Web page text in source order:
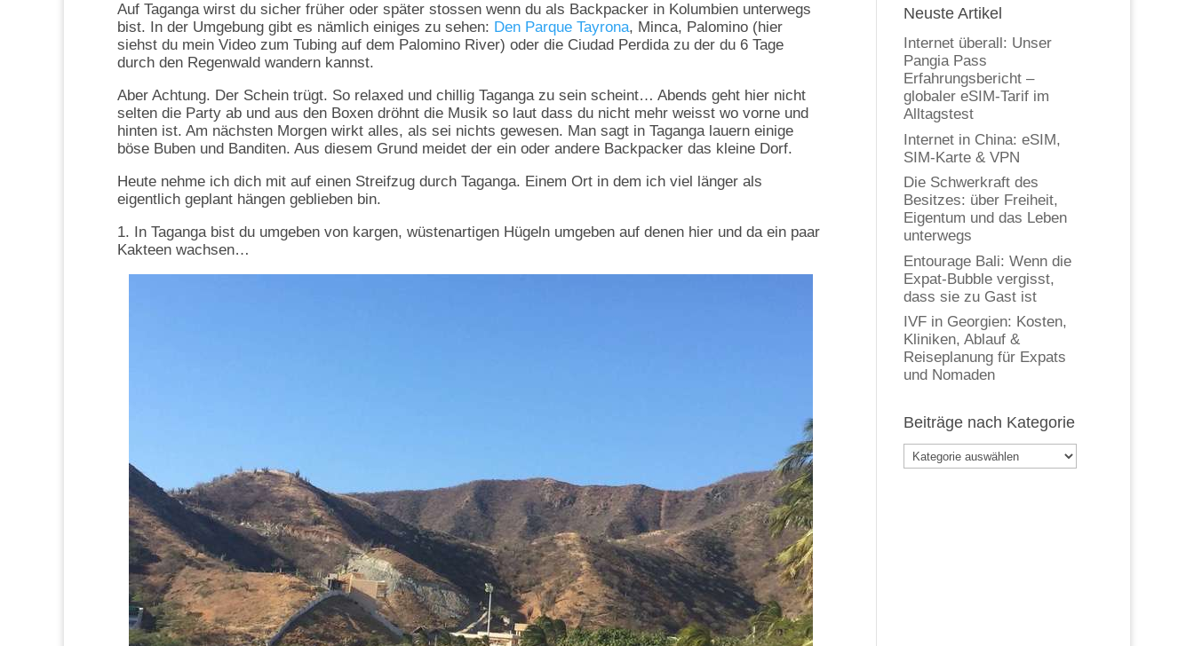
Auf Taganga wirst du sicher früher oder später stossen wenn du als Backpacker in Kolumbien unterwegs
bist. In der Umgebung gibt es nämlich einiges zu sehen: Den Parque Tayrona, Minca, Palomino (hier
siehst du mein Video zum Tubing auf dem Palomino River) oder die Ciudad Perdida zu der du 6 Tage
durch den Regenwald wandern kannst.
Aber Achtung. Der Schein trügt. So relaxed und chillig Taganga zu sein scheint… Abends geht hier nicht
selten die Party ab und aus den Boxen dröhnt die Musik so laut dass du nicht mehr weisst wo vorne und
hinten ist. Am nächsten Morgen wirkt alles, als sei nichts gewesen. Man sagt in Taganga lauern einige
böse Buben und Banditen. Aus diesem Grund meidet der ein oder andere Backpacker das kleine Dorf.
Heute nehme ich dich mit auf einen Streifzug durch Taganga. Einem Ort in dem ich viel länger als
eigentlich geplant hängen geblieben bin.
1. In Taganga bist du umgeben von kargen, wüstenartigen Hügeln umgeben auf denen hier und da ein paar
Kakteen wachsen…
Neuste Artikel
Internet überall: Unser
Pangia Pass
Erfahrungsbericht –
globaler eSIM-Tarif im
Alltagstest
Internet in China: eSIM,
SIM-Karte & VPN
Die Schwerkraft des
Besitzes: über Freiheit,
Eigentum und das Leben
unterwegs
Entourage Bali: Wenn die
Expat-Bubble vergisst,
dass sie zu Gast ist
IVF in Georgien: Kosten,
Kliniken, Ablauf &
Reiseplanung für Expats
und Nomaden
Beiträge nach Kategorie
Beiträge
nach